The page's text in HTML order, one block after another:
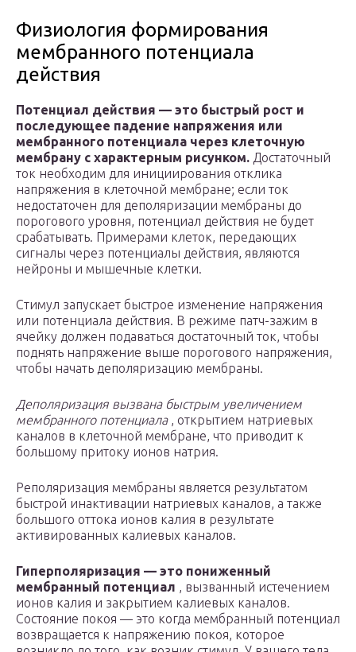
Физиология формирования
мембранного потенциала
действия
Потенциал действия — это быстрый рост и
последующее падение напряжения или
мембранного потенциала через клеточную
мембрану с характерным рисунком. Достаточный
ток необходим для инициирования отклика
напряжения в клеточной мембране; если ток
недостаточен для деполяризации мембраны до
порогового уровня, потенциал действия не будет
срабатывать. Примерами клеток, передающих
сигналы через потенциалы действия, являются
нейроны и мышечные клетки.
Стимул запускает быстрое изменение напряжения
или потенциала действия. В режиме патч-зажим в
ячейку должен подаваться достаточный ток, чтобы
поднять напряжение выше порогового напряжения,
чтобы начать деполяризацию мембраны.
Деполяризация вызвана быстрым увеличением
мембранного потенциала, открытием натриевых
каналов в клеточной мембране, что приводит к
большому притоку ионов натрия.
Реполяризация мембраны является результатом
быстрой инактивации натриевых каналов, а также
большого оттока ионов калия в результате
активированных калиевых каналов.
Гиперполяризация — это пониженный
мембранный потенциал , вызванный истечением
ионов калия и закрытием калиевых каналов.
Состояние покоя — это когда мембранный потенциал
возвращается к напряжению покоя, которое